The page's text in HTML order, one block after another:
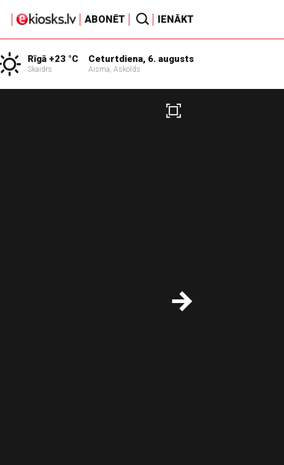
ABONĒT IENĀKT
Rīgā +23 °C
Skaidrs
Ceturtdiena, 6. augusts
Aisma, Askolds